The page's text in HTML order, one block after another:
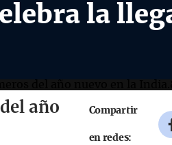
la
año
Compartir
en redes: